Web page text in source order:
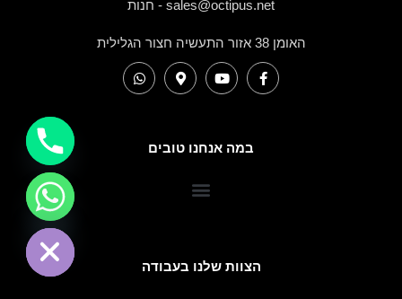
sales@octipus.net - חנות
האומן 38 אזור התעשיה חצור הגלילית
במה אנחנו טובים
הצוות שלנו בעבודה
HIDE CHATY